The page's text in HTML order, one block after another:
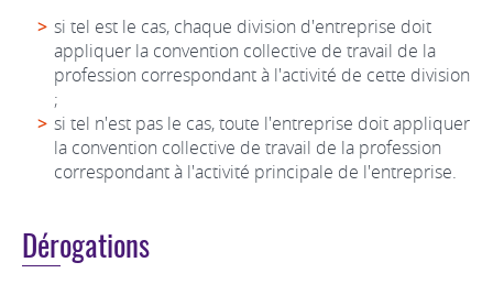
si tel est le cas, chaque division d'entreprise doit
appliquer la convention collective de travail de la
profession correspondant à l'activité de cette division
;
si tel n'est pas le cas, toute l'entreprise doit appliquer
la convention collective de travail de la profession
correspondant à l'activité principale de l'entreprise.
Dérogations